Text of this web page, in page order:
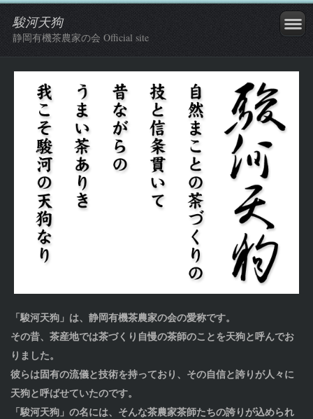
駿河天狗
静岡有機茶農家の会 Official site
「駿河天狗」は、静岡有機茶農家の会の愛称です。
その昔、茶産地では茶づくり自慢の茶師のことを天狗と呼んでお
りました。
彼らは固有の流儀と技術を持っており、その自信と誇りが人々に
天狗と呼ばせていたのです。
「駿河天狗」の名には、そんな茶農家茶師たちの誇りが込められ